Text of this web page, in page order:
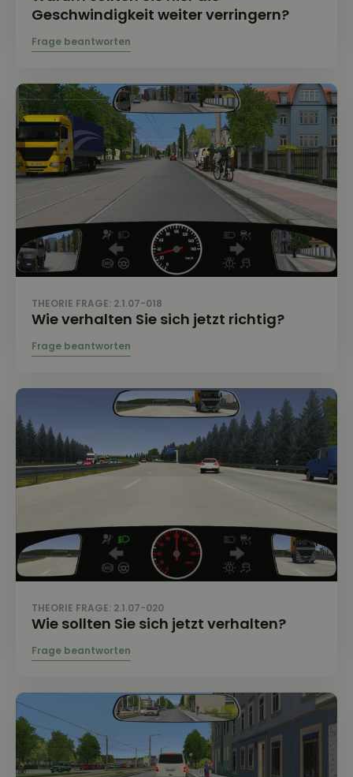
Geschwindigkeit weiter verringern?
THEORIE FRAGE: 2.1.07-018
Wie verhalten Sie sich jetzt richtig?
THEORIE FRAGE: 2.1.07-020
Wie sollten Sie sich jetzt verhalten?